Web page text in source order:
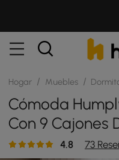
Hogar / Muebles /
Cómoda
Con 9 Cajones
4.8 73